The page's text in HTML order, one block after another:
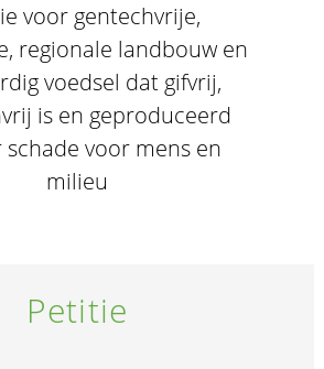
voor gentechvrije,
regionale landbouw en
voedsel dat gifvrij,
is en geproduceerd
schade voor mens en
milieu
Petitie